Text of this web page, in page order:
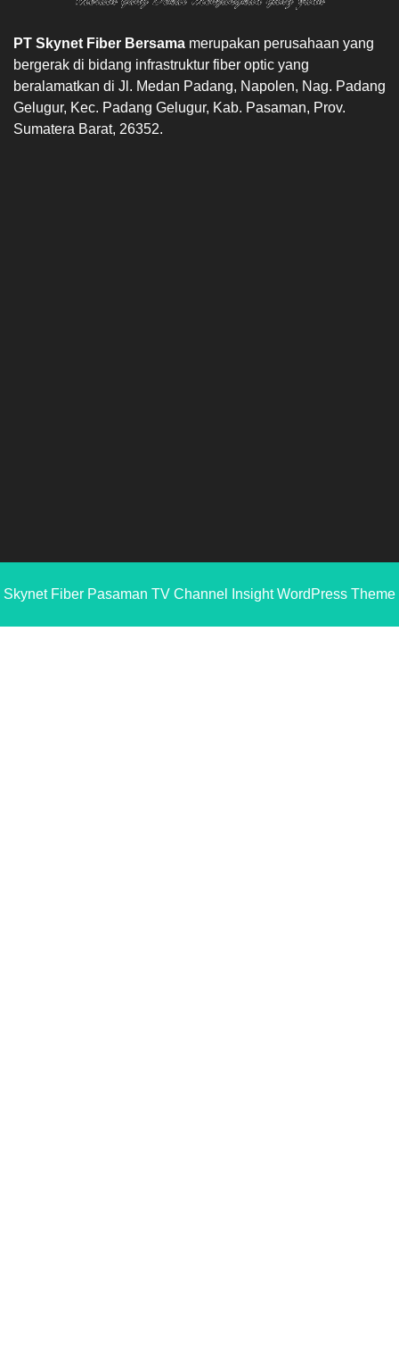
PT Skynet Fiber Bersama merupakan perusahaan yang
bergerak di bidang infrastruktur fiber optic yang
beralamatkan di Jl. Medan Padang, Napolen, Nag. Padang
Gelugur, Kec. Padang Gelugur, Kab. Pasaman, Prov.
Sumatera Barat, 26352.
Skynet Fiber Pasaman TV Channel Insight WordPress Theme